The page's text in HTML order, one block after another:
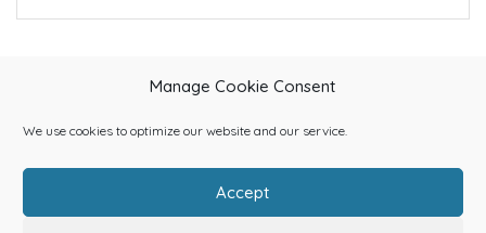
Manage Cookie Consent
We use cookies to optimize our website and our service.
Accept
Home About Us Categories Contact Us Blog Shop